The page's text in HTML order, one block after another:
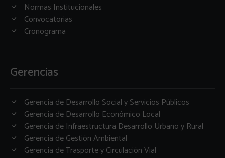
Normas Institucionales
Convocatorias
Cronograma
Gerencias
Gerencia de Desarrollo Social y Servicios Públicos
Gerencia de Desarrollo Económico Local
Gerencia de Infraestructura Desarrollo Urbano y Rural
Gerencia de Gestión Ambiental
Gerencia de Trasporte y Circulación Vial